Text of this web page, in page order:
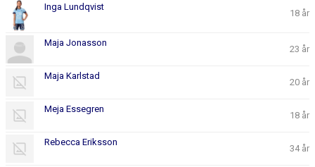
Inga Lundqvist
18 år
Maja Jonasson
23 år
Maja Karlstad
20 år
Meja Essegren
18 år
Rebecca Eriksson
34 år